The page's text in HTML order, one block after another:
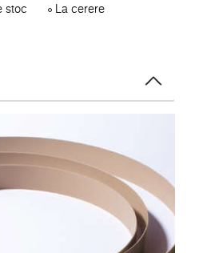
stoc La cerere